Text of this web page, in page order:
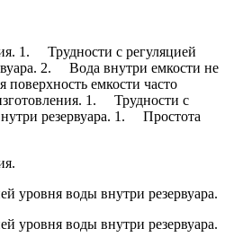
1. Трудности с регуляцией
2. Вода внутри емкости не
емкости часто
1. Трудности с
резервуара. 1. Простота
уровня воды внутри резервуара.
уровня воды внутри резервуара.